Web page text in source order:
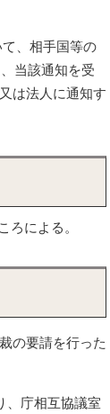
、相手国等の
当該通知を受
は法人に通知す
による。
の要請を行った
庁相互協議室